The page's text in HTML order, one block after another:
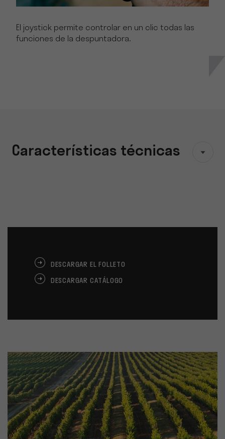
El joystick permite controlar en un clic todas las
funciones de la despuntadora.
Características técnicas
DESCARGAR EL FOLLETO
DESCARGAR CATÁLOGO